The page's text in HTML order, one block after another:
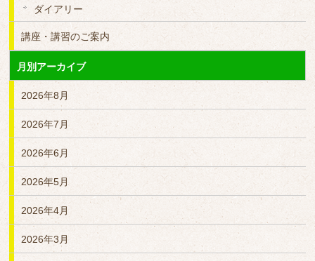
ダイアリー
講座・講習のご案内
月別アーカイブ
2026年8月
2026年7月
2026年6月
2026年5月
2026年4月
2026年3月